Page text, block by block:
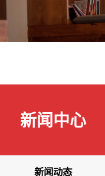
新闻中心
新闻动态